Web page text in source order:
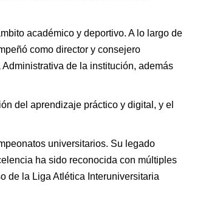
académico y deportivo. A lo largo de
como director y consejero
de la institución, además
del aprendizaje práctico y digital, y el
universitarios. Su legado
ha sido reconocida con múltiples
de la Liga Atlética Interuniversitaria